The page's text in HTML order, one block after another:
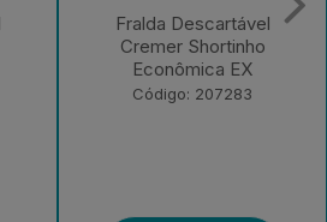
Fralda Descartável
Cremer Shortinho
Econômica EXX
Código: 208139